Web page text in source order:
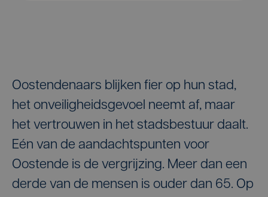
Oostendenaars blijken fier op hun stad,
het onveiligheidsgevoel neemt af, maar
het vertrouwen in het stadsbestuur daalt.
Eén van de aandachtspunten voor
Oostende is de vergrijzing. Meer dan een
derde van de mensen is ouder dan 65. Op